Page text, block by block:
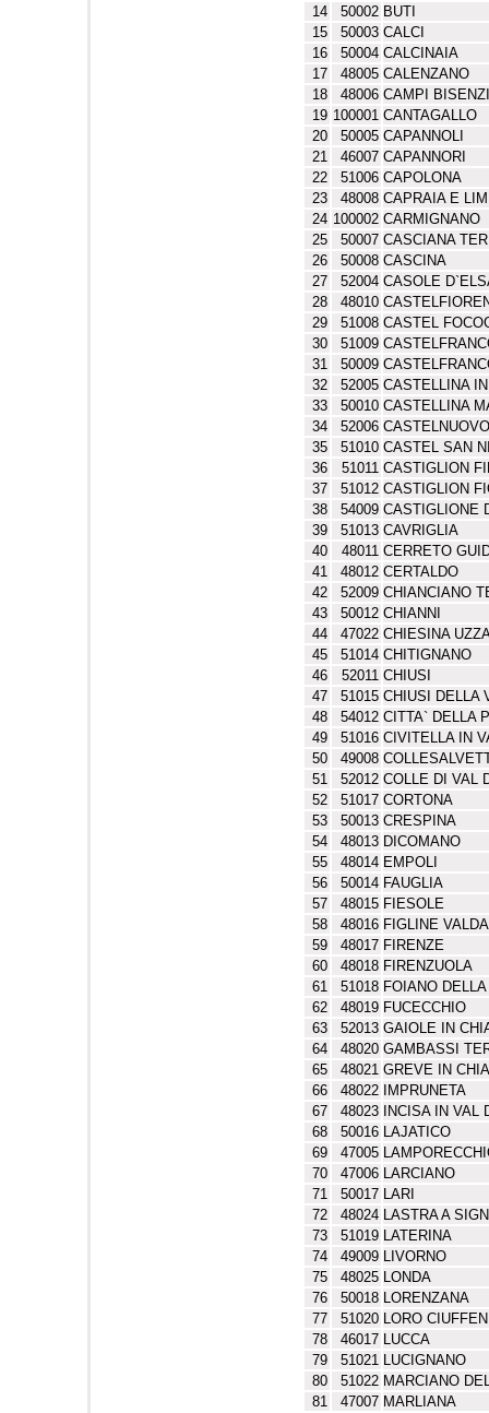
14
50002 BUTI
15
50003 CALCI
16
50004 CALCINAIA
17
48005 CALENZANO
18
48006 CAMPI
19 100001 CANTAGALLO
20
50005 CAPANNOLI
21
46007 CAPANNORI
22
51006 CAPOLONA
23
48008 CAPRAIA E
24 100002 CARMIGNANO
25
50007 CASCIANA
26
50008 CASCINA
27
52004 CASOLE
28
48010
29
51008 CASTEL
30
51009
31
50009
32
52005 CASTELLINA
33
50010 CASTELLINA
34
52006
35
51010 CASTEL SAN
36
51011 CASTIGLION
37
51012 CASTIGLION
38
54009 CASTIGLIONE
39
51013 CAVRIGLIA
40
48011 CERRETO
41
48012 CERTALDO
42
52009 CHIANCIANO
43
50012 CHIANNI
44
47022 CHIESINA
45
51014 CHITIGNANO
46
52011 CHIUSI
47
51015 CHIUSI DELLA
48
54012 CITTA` DELLA
49
51016 CIVITELLA IN
50
49008
51
52012 COLLE DI VAL
52
51017 CORTONA
53
50013 CRESPINA
54
48013 DICOMANO
55
48014 EMPOLI
56
50014 FAUGLIA
57
48015 FIESOLE
58
48016 FIGLINE
59
48017 FIRENZE
60
48018 FIRENZUOLA
61
51018 FOIANO
62
48019 FUCECCHIO
63
52013 GAIOLE IN
64
48020 GAMBASSI
65
48021 GREVE IN
66
48022
IMPRUNETA
67
48023
INCISA IN VAL
68
50016 LAJATICO
69
47005
70
47006 LARCIANO
71
50017 LARI
72
48024 LASTRA A
73
51019 LATERINA
74
49009 LIVORNO
75
48025 LONDA
76
50018 LORENZANA
77
51020 LORO
78
46017 LUCCA
79
51021 LUCIGNANO
80
51022 MARCIANO
81
47007 MARLIANA